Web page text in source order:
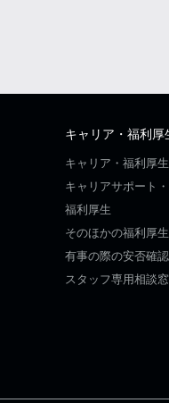
キャリア・福利厚
キャリア・福利厚生
キャリアサポート
福利厚生
そのほかの福利厚生
有事の際の安否確認
スタッフ専用相談